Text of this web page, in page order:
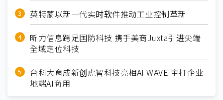
英特蒙以新一代实时软件推动工业控制革新
昕力信息跨足国防科技 携手美商Juxta引进尖端
全域定位科技
台科大育成新创虎智科技亮相AI WAVE 主打企业
地端AI商用